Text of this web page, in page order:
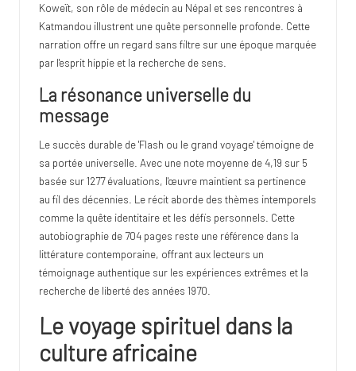
Koweït, son rôle de médecin au Népal et ses rencontres à
Katmandou illustrent une quête personnelle profonde. Cette
narration offre un regard sans filtre sur une époque marquée
par l'esprit hippie et la recherche de sens.
La résonance universelle du
message
Le succès durable de 'Flash ou le grand voyage' témoigne de
sa portée universelle. Avec une note moyenne de 4,19 sur 5
basée sur 1277 évaluations, l'œuvre maintient sa pertinence
au fil des décennies. Le récit aborde des thèmes intemporels
comme la quête identitaire et les défis personnels. Cette
autobiographie de 704 pages reste une référence dans la
littérature contemporaine, offrant aux lecteurs un
témoignage authentique sur les expériences extrêmes et la
recherche de liberté des années 1970.
Le voyage spirituel dans la
culture africaine